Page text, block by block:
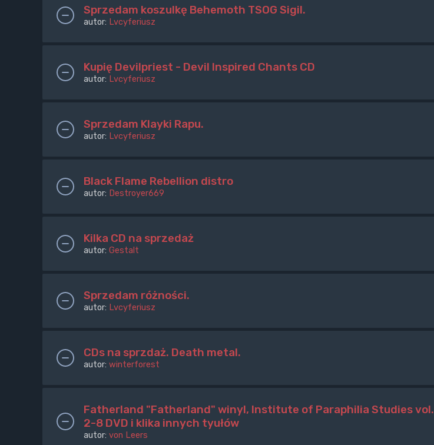
Sprzedam koszulkę Behemoth TSOG Sigil.
autor: Lvcyferiusz
Kupię Devilpriest - Devil Inspired Chants CD
autor: Lvcyferiusz
Sprzedam Klayki Rapu.
autor: Lvcyferiusz
Black Flame Rebellion distro
autor: Destroyer669
Kilka CD na sprzedaż
autor: Gestalt
Sprzedam różności.
autor: Lvcyferiusz
CDs na sprzdaż. Death metal.
autor: winterforest
Fatherland "Fatherland" winyl, Institute of Paraphilia Studies vol.
2-8 DVD i klika innych tyułów
autor: von Leers